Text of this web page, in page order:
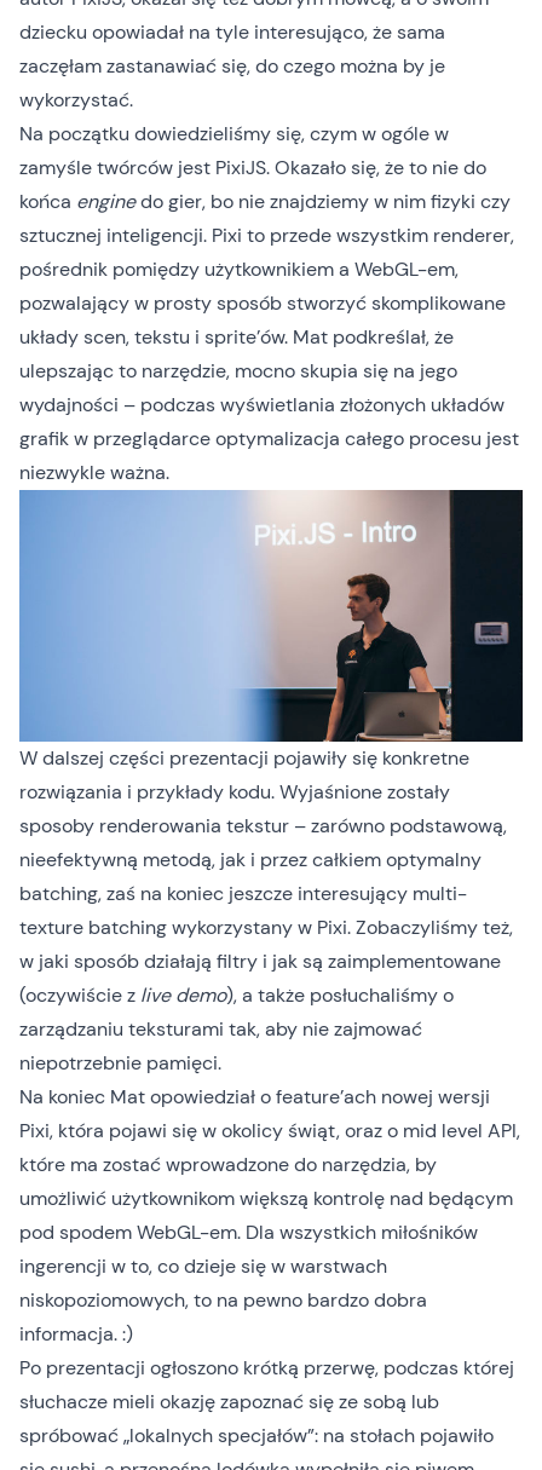
dziecku opowiadał na tyle interesująco, że sama
zaczęłam zastanawiać się, do czego można by je
wykorzystać.
Na początku dowiedzieliśmy się, czym w ogóle w
zamyśle twórców jest PixiJS. Okazało się, że to nie do
końca enginedo gier, bo nie znajdziemy w nim fizyki czy
sztucznej inteligencji. Pixi to przede wszystkim renderer,
pośrednik pomiędzy użytkownikiem a WebGL-em,
pozwalający w prosty sposób stworzyć skomplikowane
układy scen, tekstu i sprite’ów. Mat podkreślał, że
ulepszając to narzędzie, mocno skupia się na jego
wydajności – podczas wyświetlania złożonych układów
grafik w przeglądarce optymalizacja całego procesu jest
niezwykle ważna.
W dalszej części prezentacji pojawiły się konkretne
rozwiązania i przykłady kodu. Wyjaśnione zostały
sposoby renderowania tekstur – zarówno podstawową,
nieefektywną metodą, jak i przez całkiem optymalny
batching, zaś na koniec jeszcze interesujący multi-
texture batching wykorzystany w Pixi. Zobaczyliśmy też,
w jaki sposób działają filtry i jak są zaimplementowane
(oczywiście z live demo), a także posłuchaliśmy o
zarządzaniu teksturami tak, aby nie zajmować
niepotrzebnie pamięci.
Na koniec Mat opowiedział o feature’ach nowej wersji
Pixi, która pojawi się w okolicy świąt, oraz o mid level API,
które ma zostać wprowadzone do narzędzia, by
umożliwić użytkownikom większą kontrolę nad będącym
pod spodem WebGL-em. Dla wszystkich miłośników
ingerencji w to, co dzieje się w warstwach
niskopoziomowych, to na pewno bardzo dobra
informacja. :)
Po prezentacji ogłoszono krótką przerwę, podczas której
słuchacze mieli okazję zapoznać się ze sobą lub
spróbować „lokalnych specjałów”: na stołach pojawiło